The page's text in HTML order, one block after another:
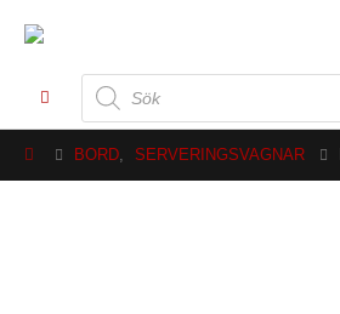
Produktsökning
BORD, SERVERINGSVAGNAR